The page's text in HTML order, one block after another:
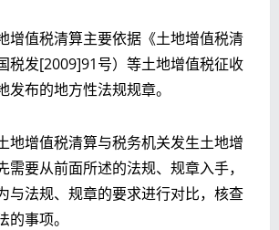
增值税清算主要依据《土地增值税清
税发[2009]91号）等土地增值税征收
发布的地方性法规规章。
地增值税清算与税务机关发生土地增
需要从前面所述的法规、规章入手，
与法规、规章的要求进行对比，核查
事项。